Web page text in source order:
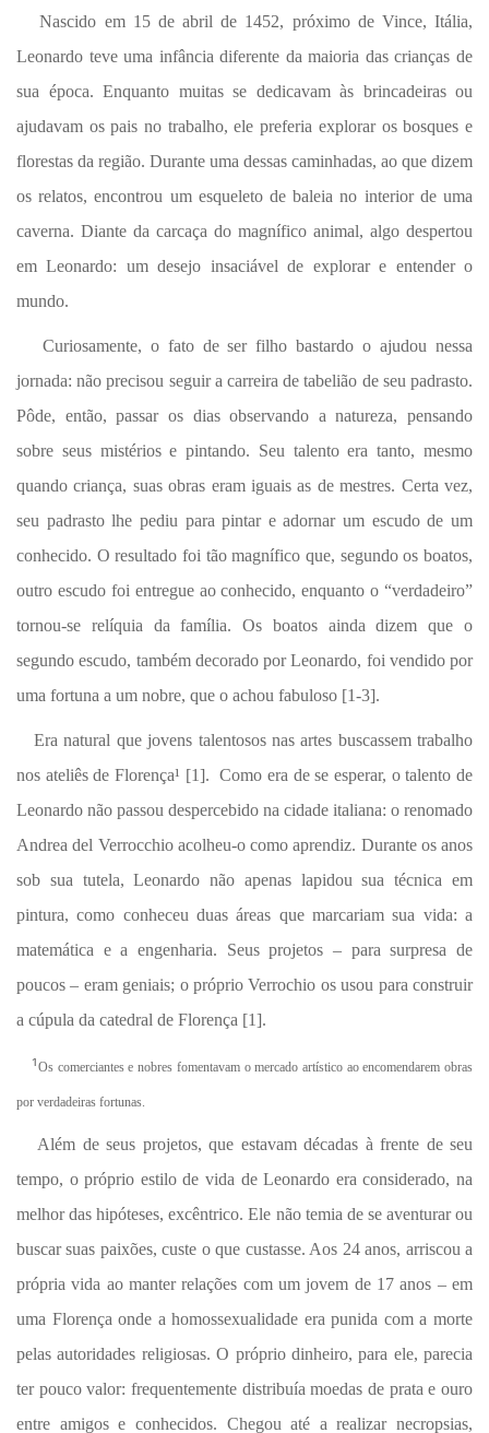
Nascido em 15 de abril de 1452, próximo de Vince, Itália,
Leonardo teve uma infância diferente da maioria das crianças de
sua época. Enquanto muitas se dedicavam às brincadeiras ou
ajudavam os pais no trabalho, ele preferia explorar os bosques e
florestas da região. Durante uma dessas caminhadas, ao que dizem
os relatos, encontrou um esqueleto de baleia no interior de uma
caverna. Diante da carcaça do magnífico animal, algo despertou
em Leonardo: um desejo insaciável de explorar e entender o
mundo.
Curiosamente, o fato de ser filho bastardo o ajudou nessa
jornada: não precisou seguir a carreira de tabelião de seu padrasto.
Pôde, então, passar os dias observando a natureza, pensando
sobre seus mistérios e pintando. Seu talento era tanto, mesmo
quando criança, suas obras eram iguais as de mestres. Certa vez,
seu padrasto lhe pediu para pintar e adornar um escudo de um
conhecido. O resultado foi tão magnífico que, segundo os boatos,
outro escudo foi entregue ao conhecido, enquanto o “verdadeiro”
tornou-se relíquia da família. Os boatos ainda dizem que o
segundo escudo, também decorado por Leonardo, foi vendido por
uma fortuna a um nobre, que o achou fabuloso [1-3].
Era natural que jovens talentosos nas artes buscassem trabalho
nos ateliês de Florença¹ [1]. Como era de se esperar, o talento de
Leonardo não passou despercebido na cidade italiana: o renomado
Andrea del Verrocchio acolheu-o como aprendiz. Durante os anos
sob sua tutela, Leonardo não apenas lapidou sua técnica em
pintura, como conheceu duas áreas que marcariam sua vida: a
matemática e a engenharia. Seus projetos – para surpresa de
poucos – eram geniais; o próprio Verrochio os usou para construir
a cúpula da catedral de Florença [1].
¹Os comerciantes e nobres fomentavam o mercado artístico ao encomendarem obras
por verdadeiras fortunas.
Além de seus projetos, que estavam décadas à frente de seu
tempo, o próprio estilo de vida de Leonardo era considerado, na
melhor das hipóteses, excêntrico. Ele não temia de se aventurar ou
buscar suas paixões, custe o que custasse. Aos 24 anos, arriscou a
própria vida ao manter relações com um jovem de 17 anos – em
uma Florença onde a homossexualidade era punida com a morte
pelas autoridades religiosas. O próprio dinheiro, para ele, parecia
ter pouco valor: frequentemente distribuía moedas de prata e ouro
entre amigos e conhecidos. Chegou até a realizar necropsias,